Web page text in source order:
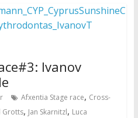
Ivanov
Afxentia Stage race, Cross-
Grotts, Jan Skarnitzl, Luca